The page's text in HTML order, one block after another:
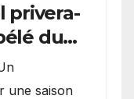
privera-
du
une saison